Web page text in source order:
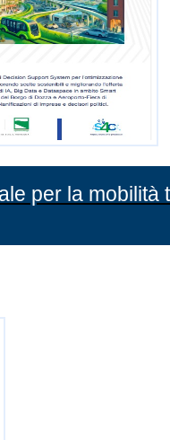
per la mobilità